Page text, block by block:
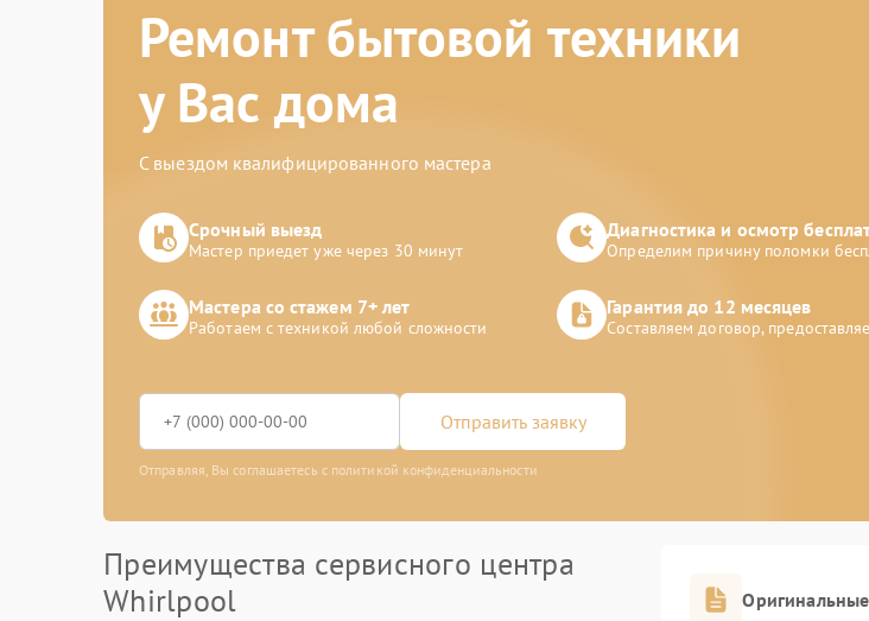
Ремонт бытовой техники
у Вас дома
С выездом квалифицированного мастера
Срочный выезд
Мастер приедет уже через 30 минут
Диагностика и осмотр
Определим причину поломки
Мастера со стажем 7+ лет
Работаем с техникой любой сложности
Гарантия до 12 месяцев
Составляем договор,
Отправить заявку
Отправляя, Вы соглашаетесь с политикой конфиденциальности
Преимущества сервисного центра
Whirlpool